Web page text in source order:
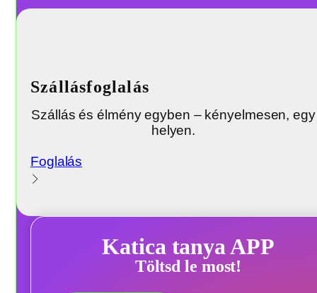
Szállásfoglalás
Szállás és élmény egyben – kényelmesen, egy
helyen.
Foglalás
Katica tanya APP
Töltsd le most!